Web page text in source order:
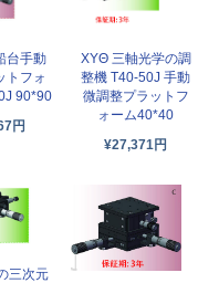
台手動
トフォ
90*90
円
XYΘ 三軸光学の調
整機 T40-50J 手動
微調整プラットフ
ォーム40*40
¥27,371円
三次元